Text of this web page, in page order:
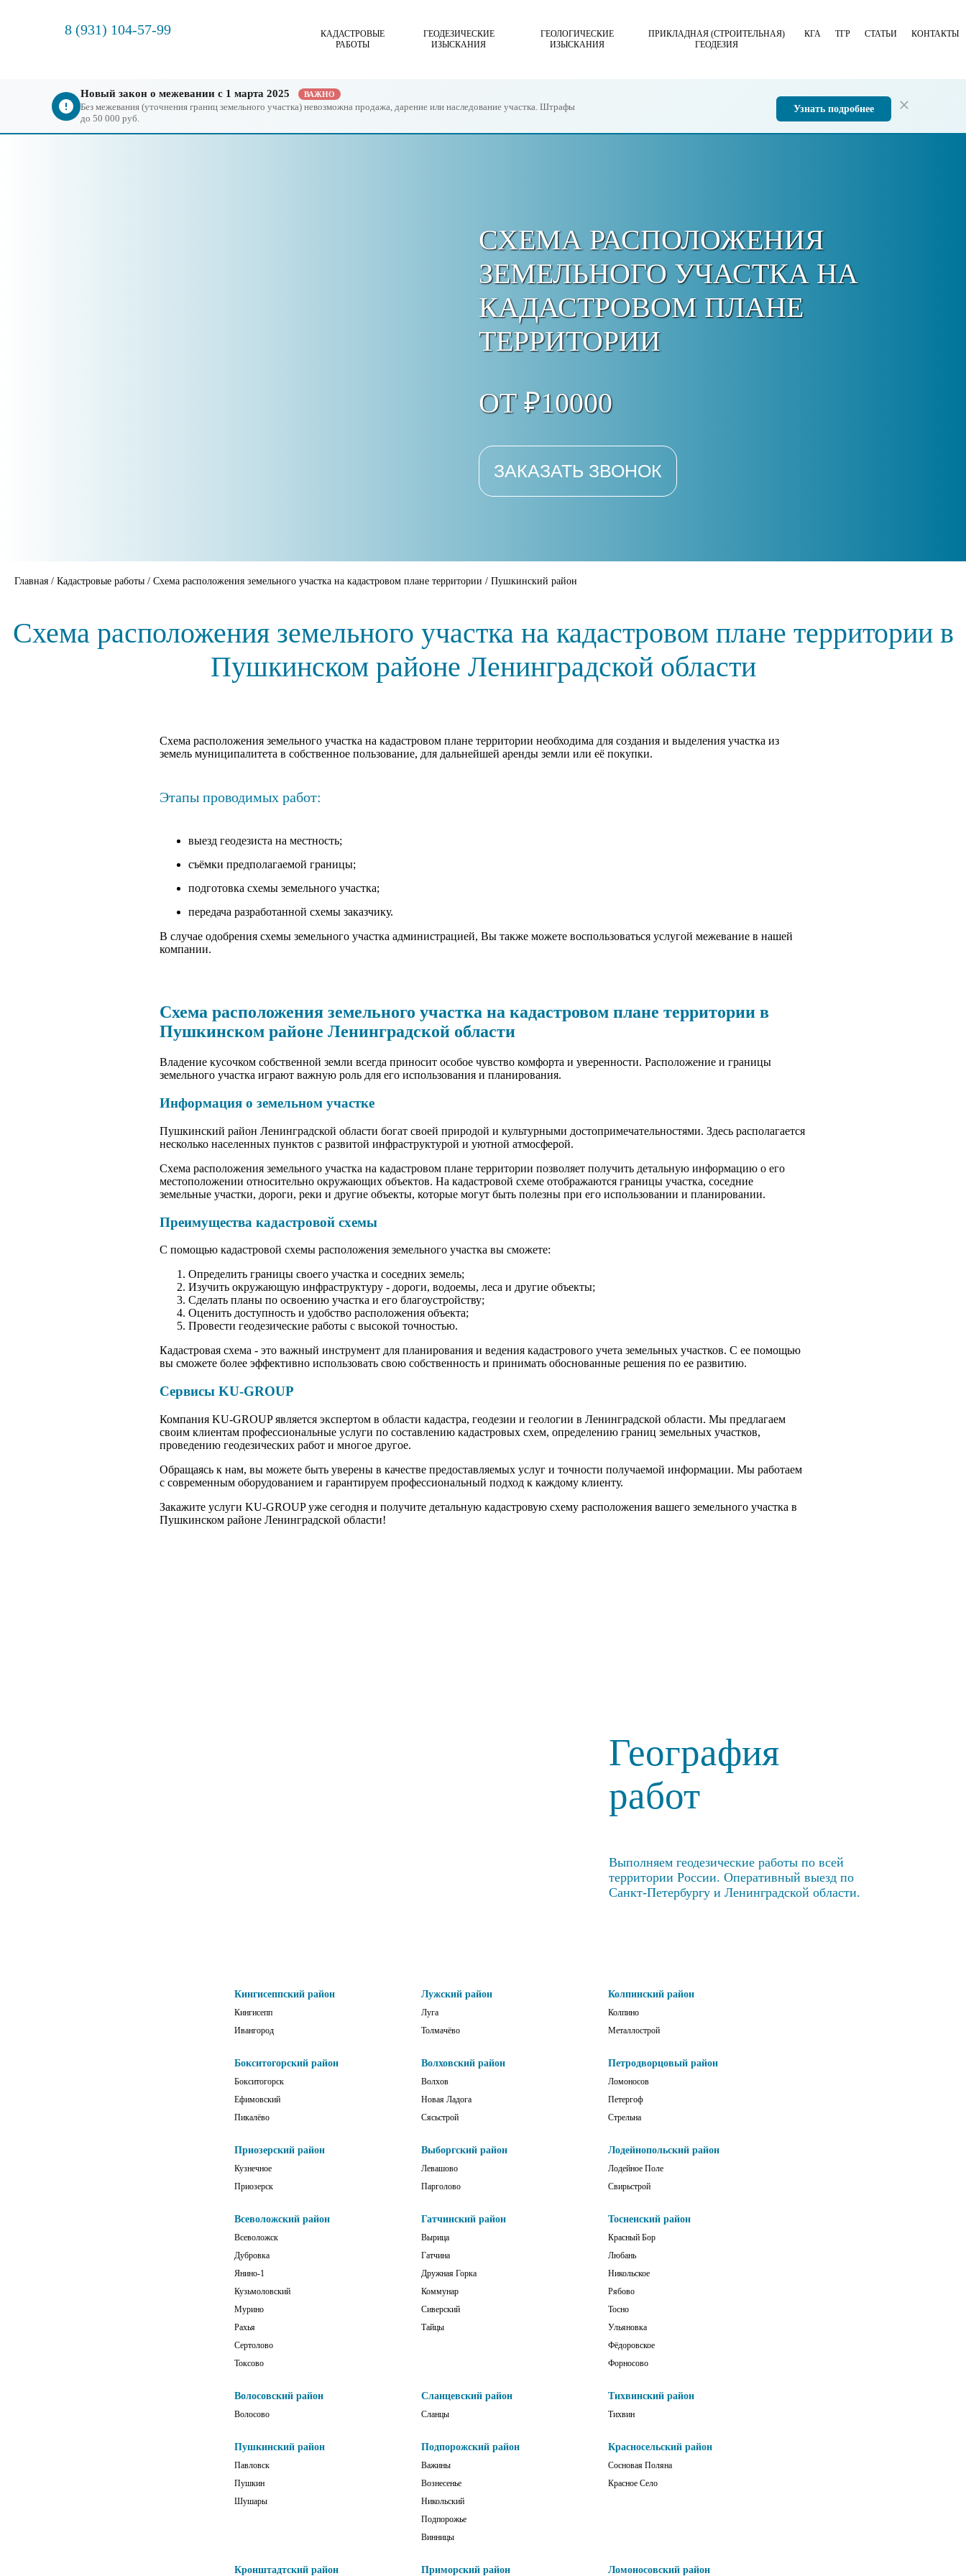
8 (931) 104-57-99
КАДАСТРОВЫЕ
РАБОТЫ
ГЕОДЕЗИЧЕСКИЕ
ИЗЫСКАНИЯ
ГЕОЛОГИЧЕСКИЕ
ИЗЫСКАНИЯ
ПРИКЛАДНАЯ (СТРОИТЕЛЬНАЯ)
ГЕОДЕЗИЯ
КГА ТГР СТАТЬИ КОНТАКТЫ
Новый закон о межевании с 1 марта 2025 ВАЖНО
Без межевания (уточнения границ земельного участка) невозможна продажа, дарение или наследование участка. Штрафы
до 50 000 руб.
Узнать подробнее
СХЕМА РАСПОЛОЖЕНИЯ
ЗЕМЕЛЬНОГО УЧАСТКА НА
КАДАСТРОВОМ ПЛАНЕ
ТЕРРИТОРИИ
ОТ ₽10000
ЗАКАЗАТЬ ЗВОНОК
Главная / Кадастровые работы / Схема расположения земельного участка на кадастровом плане территории / Пушкинский район
Схема расположения земельного участка на кадастровом плане территории в
Пушкинском районе Ленинградской области
Cхема расположения земельного участка на кадастровом плане территории необходима для создания и выделения участка из
земель муниципалитета в собственное пользование, для дальнейшей аренды земли или её покупки.
Этапы проводимых работ:
выезд геодезиста на местность;
съёмки предполагаемой границы;
подготовка схемы земельного участка;
передача разработанной схемы заказчику.
В случае одобрения схемы земельного участка администрацией, Вы также можете воспользоваться услугой межевание в нашей
компании.
Схема расположения земельного участка на кадастровом плане территории в
Пушкинском районе Ленинградской области
Владение кусочком собственной земли всегда приносит особое чувство комфорта и уверенности. Расположение и границы
земельного участка играют важную роль для его использования и планирования.
Информация о земельном участке
Пушкинский район Ленинградской области богат своей природой и культурными достопримечательностями. Здесь располагается
несколько населенных пунктов с развитой инфраструктурой и уютной атмосферой.
Схема расположения земельного участка на кадастровом плане территории позволяет получить детальную информацию о его
местоположении относительно окружающих объектов. На кадастровой схеме отображаются границы участка, соседние
земельные участки, дороги, реки и другие объекты, которые могут быть полезны при его использовании и планировании.
Преимущества кадастровой схемы
С помощью кадастровой схемы расположения земельного участка вы сможете:
Определить границы своего участка и соседних земель;
Изучить окружающую инфраструктуру - дороги, водоемы, леса и другие объекты;
Сделать планы по освоению участка и его благоустройству;
Оценить доступность и удобство расположения объекта;
Провести геодезические работы с высокой точностью.
Кадастровая схема - это важный инструмент для планирования и ведения кадастрового учета земельных участков. С ее помощью
вы сможете более эффективно использовать свою собственность и принимать обоснованные решения по ее развитию.
Сервисы KU-GROUP
Компания KU-GROUP является экспертом в области кадастра, геодезии и геологии в Ленинградской области. Мы предлагаем
своим клиентам профессиональные услуги по составлению кадастровых схем, определению границ земельных участков,
проведению геодезических работ и многое другое.
Обращаясь к нам, вы можете быть уверены в качестве предоставляемых услуг и точности получаемой информации. Мы работаем
с современным оборудованием и гарантируем профессиональный подход к каждому клиенту.
Закажите услуги KU-GROUP уже сегодня и получите детальную кадастровую схему расположения вашего земельного участка в
Пушкинском районе Ленинградской области!
География
работ
Выполняем геодезические работы по всей
территории России. Оперативный выезд по
Санкт-Петербургу и Ленинградской области.
Кингисеппский район
Кингисепп
Ивангород
Лужский район
Луга
Толмачёво
Колпинский район
Колпино
Металлострой
Бокситогорский район
Бокситогорск
Ефимовский
Пикалёво
Волховский район
Волхов
Новая Ладога
Сясьстрой
Петродворцовый район
Ломоносов
Петергоф
Стрельна
Приозерский район
Кузнечное
Приозерск
Выборгский район
Левашово
Парголово
Лодейнопольский район
Лодейное Поле
Свирьстрой
Всеволожский район
Всеволожск
Дубровка
Янино-1
Кузьмоловский
Мурино
Рахья
Сертолово
Токсово
Гатчинский район
Вырица
Гатчина
Дружная Горка
Коммунар
Сиверский
Тайцы
Тосненский район
Красный Бор
Любань
Никольское
Рябово
Тосно
Ульяновка
Фёдоровское
Форносово
Волосовский район
Волосово
Сланцевский район
Сланцы
Тихвинский район
Тихвин
Пушкинский район
Павловск
Пушкин
Шушары
Подпорожский район
Важины
Вознесенье
Никольский
Подпорожье
Винницы
Красносельский район
Сосновая Поляна
Красное Село
Кронштадтский район Приморский район Ломоносовский район